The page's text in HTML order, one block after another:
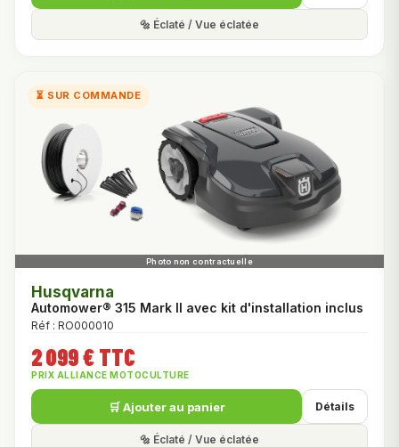
🔩 Éclaté / Vue éclatée
⏳ SUR COMMANDE
Husqvarna
Automower® 315 Mark II avec kit d'installation inclus
Réf : RO000010
2 099 € TTC
PRIX ALLIANCE MOTOCULTURE
🛒 Ajouter au panier Détails
🔩 Éclaté / Vue éclatée